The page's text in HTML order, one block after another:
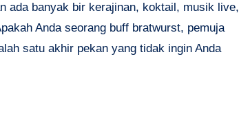
ada banyak bir kerajinan, koktail, musik live,
Anda seorang buff bratwurst, pemuja
satu akhir pekan yang tidak ingin Anda